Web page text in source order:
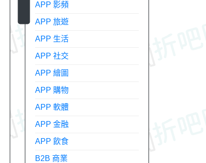
APP 影頻
APP 旅遊
APP 生活
APP 社交
APP 繪圖
APP 購物
APP 軟體
APP 金融
APP 飲食
B2B 商業